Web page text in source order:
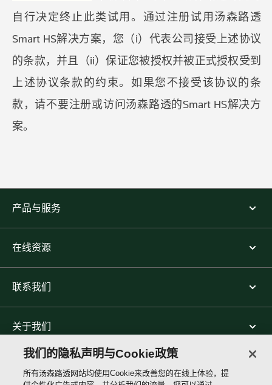
自行决定终止此类试用。通过注册试用汤森路透
Smart HS解决方案，您（i）代表公司接受上述协议
的条款，并且（ii）保证您被授权并被正式授权受到
上述协议条款的约束。如果您不接受该协议的条
款，请不要注册或访问汤森路透的Smart HS解决方
案。
产品与服务
在线资源
联系我们
关于我们
我们的隐私声明与Cookie政策
所有汤森路透网站均使用Cookie来改善您的在线上体验，提